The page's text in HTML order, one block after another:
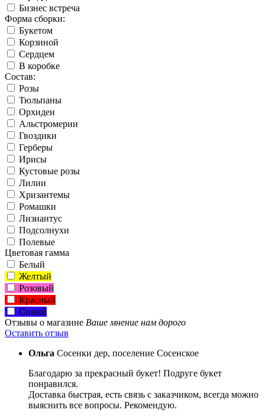
Бизнес встреча
Форма сборки:
Букетом
Корзиной
Сердцем
В коробке
Состав:
Розы
Тюльпаны
Орхидеи
Альстромерии
Гвоздики
Герберы
Ирисы
Кустовые розы
Лилии
Хризантемы
Ромашки
Лизиантус
Подсолнухи
Полевые
Цветовая гамма
Белый
Желтый
Розовый
Красный
Синий
Отзывы о магазине Ваше мнение нам дорого
Оставить отзыв
Ольга Сосенки дер, поселение Сосенское
Благодарю за прекрасный букет! Подруге букет
понравился.
Доставка быстрая, есть связь с заказчиком, всегда можно
выяснить все вопросы. Рекомендую.